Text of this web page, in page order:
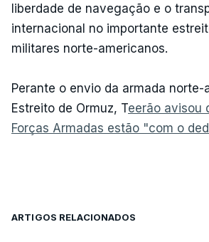
liberdade de navegação e o
internacional no importante
militares norte-americanos.
Perante o envio da armada norte-
Estreito de Ormuz, Teerão avisou
Forças Armadas estão "com o
ARTIGOS RELACIONADOS